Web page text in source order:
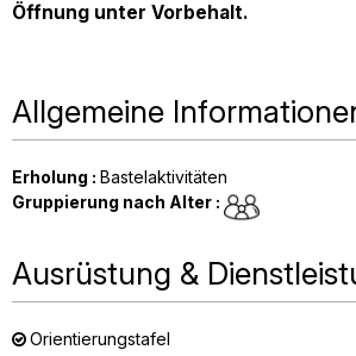
Öffnung unter Vorbehalt.
Allgemeine
Erholung : Bastelaktivitäten
Gruppierung nach Alter :
Ausrüstung &
Orientierungstafel